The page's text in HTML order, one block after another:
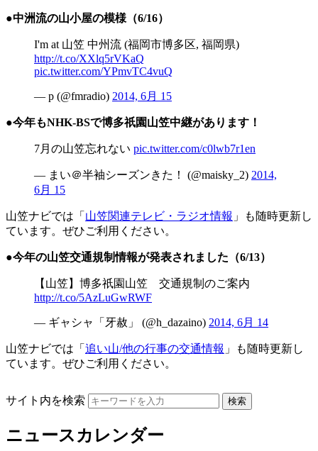
●中洲流の山小屋の模様（6/16）
I'm at 山笠 中州流 (福岡市博多区, 福岡県)
http://t.co/XXlq5rVKaQ
pic.twitter.com/YPmvTC4vuQ
— p (@fmradio) 2014, 6月 15
●今年もNHK-BSで博多祇園山笠中継があります！
7月の山笠忘れない pic.twitter.com/c0lwb7r1en
— まい＠半袖シーズンきた！ (@maisky_2) 2014,
6月 15
山笠ナビでは「 山笠関連テレビ・ラジオ情報 」も随時更新し
ています。ぜひご利用ください。
●今年の山笠交通規制情報が発表されました（6/13）
【山笠】博多祇園山笠 交通規制のご案内
http://t.co/5AzLuGwRWF
— ギャシャ「牙赦」 (@h_dazaino) 2014, 6月 14
山笠ナビでは「 追い山/他の行事の交通情報 」も随時更新し
ています。ぜひご利用ください。
サイト内を検索
ニュースカレンダー